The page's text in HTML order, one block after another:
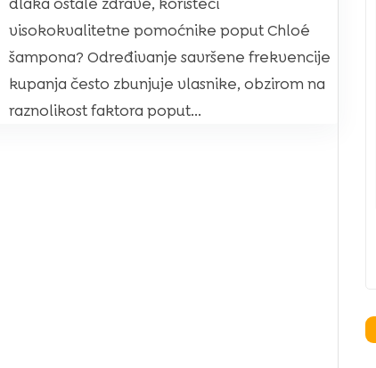
visokokvalitetne pomoćnike poput Chloé
šampona? Određivanje savršene frekvencije
kupanja često zbunjuje vlasnike, obzirom na
raznolikost faktora poput...